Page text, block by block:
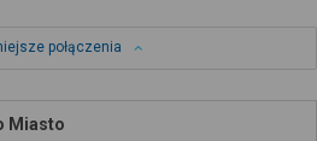
połączenia
Miasto